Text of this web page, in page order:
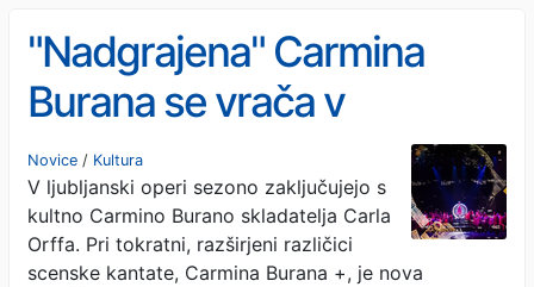
"Nadgrajena" Carmina
Burana se vrača v
ljubljansko opero, zdaj kot
celostno doživetje z več
čutnosti
Novice / Kultura
V ljubljanski operi sezono zaključujejo s
kultno Carmino Burano skladatelja Carla
Orffa. Pri tokratni, razširjeni različici
scenske kantate, Carmina Burana +, je nova